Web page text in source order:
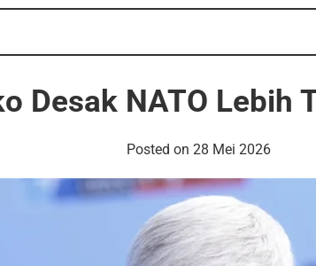
Desak NATO Lebih
Posted on 28 Mei 2026